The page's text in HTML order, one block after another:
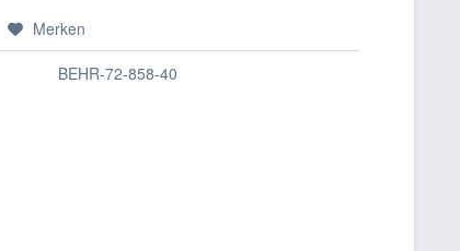
Merken
BEHR-72-858-40